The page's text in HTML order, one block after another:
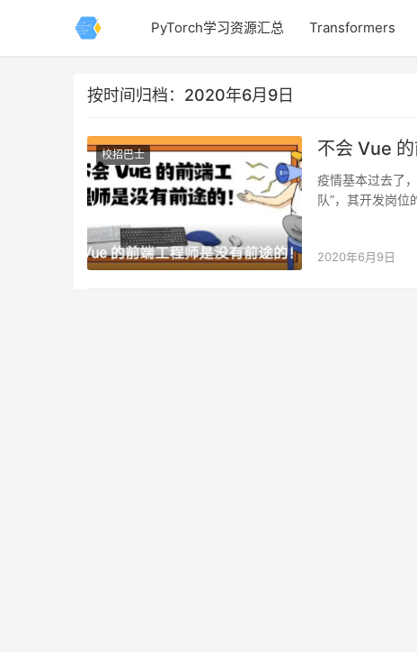
PyTorch学习资源汇总 Transformers
按时间归档：2020年6月9日
校招巴士 不会 Vue 的
疫情基本过去了
队”，其开发岗位
2020年6月9日